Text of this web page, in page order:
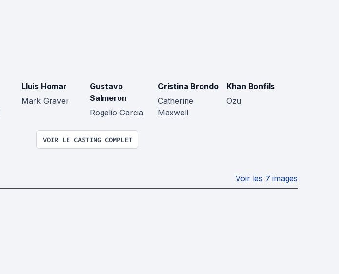
Lluis Homar
Mark Graver
Gustavo
Salmeron
Rogelio Garcia
Cristina Brondo
Catherine
Maxwell
Khan Bonfils
Ozu
VOIR LE CASTING COMPLET
Voir les 7 images